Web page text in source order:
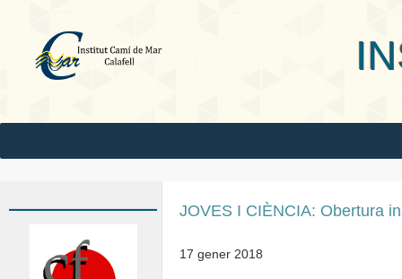
INS
JOVES I CIÈNCIA: Obertura
17 gener 2018